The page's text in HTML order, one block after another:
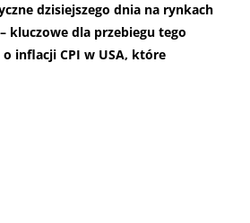
dzisiejszego dnia na rynkach
kluczowe dla przebiegu tego
inflacji CPI w USA, które